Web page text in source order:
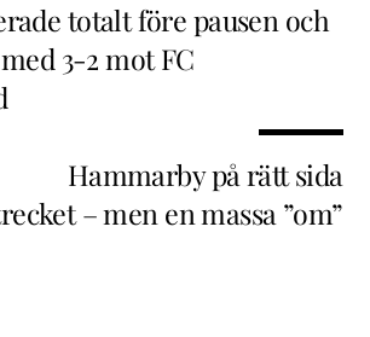
totalt före pausen och
3-2 mot FC
Hammarby på rätt sida
– men en massa ”om”